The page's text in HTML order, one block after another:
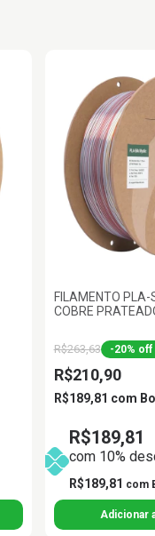
FILAMENTO PLA-
COBRE
R$263,63 -20% off
R$210,90
R$189,81 com
R$189,81
com 10%
R$189,81 com